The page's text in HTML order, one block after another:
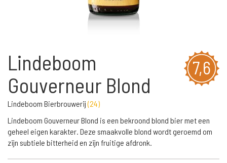
7,6
Lindeboom
Gouverneur Blond
Lindeboom Bierbrouwerij(24)
Lindeboom Gouverneur Blond is een bekroond blond bier met een
geheel eigen karakter. Deze smaakvolle blond wordt geroemd om
zijn subtiele bitterheid en zijn fruitige afdronk.